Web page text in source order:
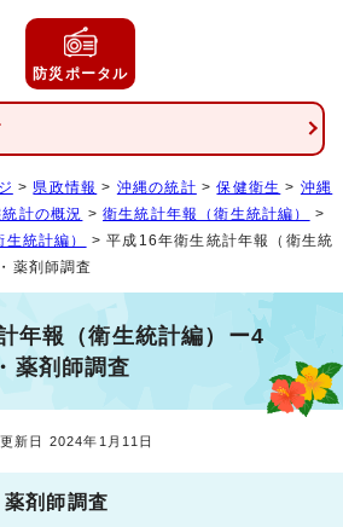
防災ポータル
> 県政情報 > 沖縄の統計 >保健衛生 > 沖縄
計の概況 >衛生統計年報（衛生統計編）
>
統計編）
> 平成16年衛生統計年報（衛生統
薬剤師調査
年報（衛生統計編）ー4
薬剤師調査
新日 2024年1月11日
剤師調査